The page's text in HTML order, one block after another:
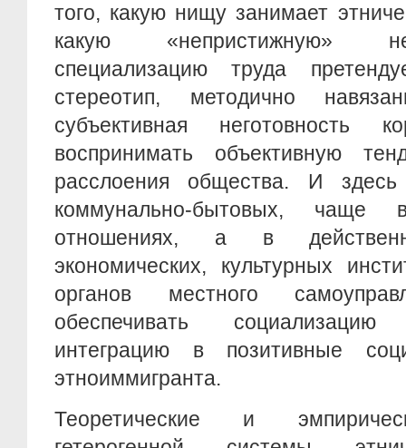
того, какую нищу занимает
какую «непристижную»
специализацию труда
стереотип, методично
субъективная неготовность
воспринимать объективную
расслоения общества. И
коммунально-бытовых, чаще
отношениях, а в
экономических, культурных
органов местного
обеспечивать
интеграцию в позитивные
этноиммигранта.
Теоретические и